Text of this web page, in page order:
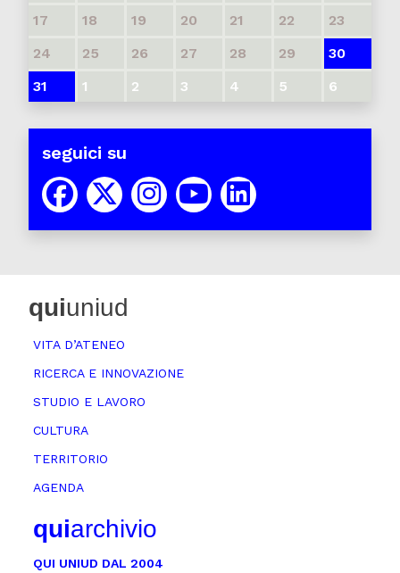
17
18 19 20 21 22
23
24
25 26 27 28 29
30
31
1 2 3 4 5 6
seguici su
quiuniud
VITA D’ATENEO
RICERCA E INNOVAZIONE
STUDIO E LAVORO
CULTURA
TERRITORIO
AGENDA
quiarchivio
QUI UNIUD DAL 2004